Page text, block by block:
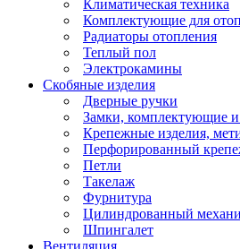
Климатическая техника
Комплектующие для
Радиаторы отопления
Теплый пол
Электрокамины
Скобяные изделия
Дверные ручки
Замки, комплектующие и
Крепежные изделия,
Перфорированный
Петли
Такелаж
Фурнитура
Цилиндрованный
Шпингалет
Вентиляция